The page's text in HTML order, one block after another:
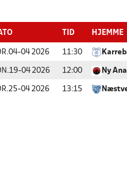
TID HJEMME
04-04 2026 11:30
19-04 2026 12:00 Ny
25-04 2026 13:15